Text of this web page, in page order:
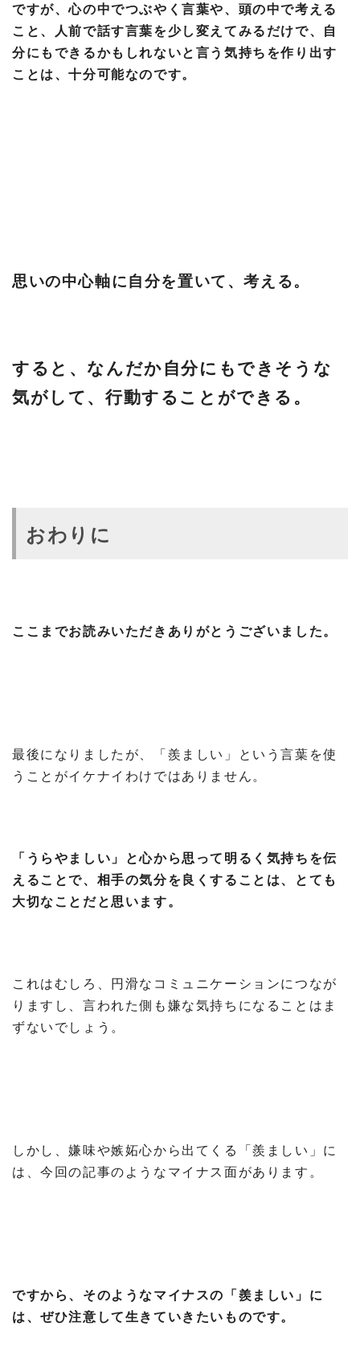
ですが、心の中でつぶやく言葉や、頭の中で考える
こと、人前で話す言葉を少し変えてみるだけで、自
分にもできるかもしれないと言う気持ちを作り出す
ことは、十分可能なのです。
思いの中心軸に自分を置いて、考える。
すると、なんだか自分にもできそうな
気がして、行動することができる。
おわりに
ここまでお読みいただきありがとうございました。
最後になりましたが、「羨ましい」という言葉を使
うことがイケナイわけではありません。
「うらやましい」と心から思って明るく気持ちを伝
えることで、相手の気分を良くすることは、とても
大切なことだと思います。
これはむしろ、円滑なコミュニケーションにつなが
りますし、言われた側も嫌な気持ちになることはま
ずないでしょう。
しかし、嫌味や嫉妬心から出てくる「羨ましい」に
は、今回の記事のようなマイナス面があります。
ですから、そのようなマイナスの「羨ましい」に
は、ぜひ注意して生きていきたいものです。